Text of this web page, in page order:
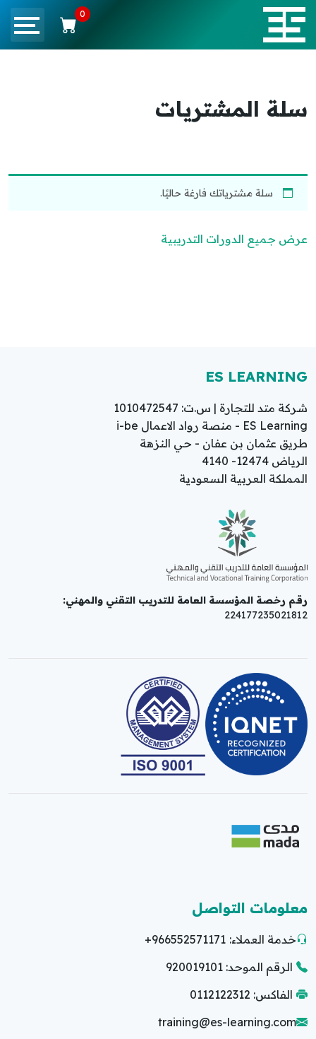
0
سلة المشتريات
سلة مشترياتك فارغة حاليًا.
عرض جميع الدورات التدريبية
ES LEARNING
شركة متد للتجارة | س.ت: 1010472547
ES Learning - منصة رواد الاعمال i-be
طريق عثمان بن عفان - حي النزهة
الرياض 12474- 4140
المملكة العربية السعودية
رقم رخصة المؤسسة العامة للتدريب التقني والمهني:
224177235021812
معلومات التواصل
خدمة العملاء: +966552571171
الرقم الموحد: 920019101
الفاكس: 0112122312
training@es-learning.com